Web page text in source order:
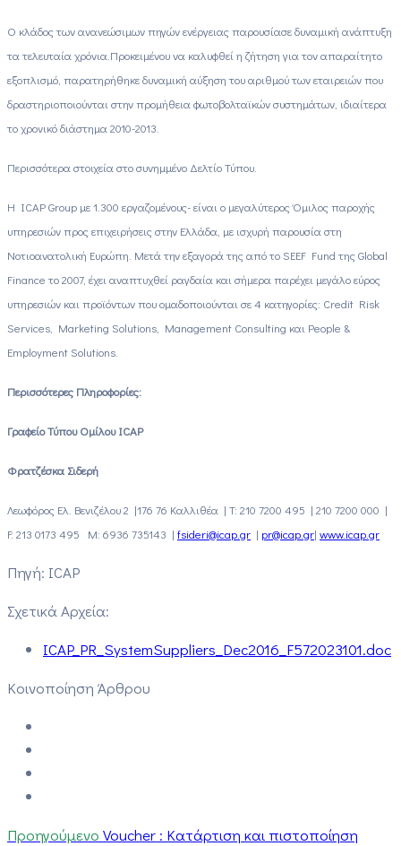
Ο κλάδος των ανανεώσιμων πηγών ενέργειας παρουσίασε δυναμική ανάπτυξη
τα τελευταία χρόνια.Προκειμένου να καλυφθεί η ζήτηση για τον απαραίτητο
εξοπλισμό, παρατηρήθηκε δυναμική αύξηση του αριθμού των εταιρειών που
δραστηριοποιούνται στην προμήθεια φωτοβολταϊκών συστημάτων, ιδιαίτερα
το χρονικό διάστημα 2010-2013.
Περισσότερα στοιχεία στο συνημμένο Δελτίο Τύπου.
H ICAP Group με 1.300 εργαζομένους- είναι ο μεγαλύτερος Όμιλος παροχής
υπηρεσιών προς επιχειρήσεις στην Ελλάδα, με ισχυρή παρουσία στη
Νοτιοανατολική Ευρώπη. Μετά την εξαγορά της από το SEEF Fund της Global
Finance το 2007, έχει αναπτυχθεί ραγδαία και σήμερα παρέχει μεγάλο εύρος
υπηρεσιών και προϊόντων που ομαδοποιούνται σε 4 κατηγορίες: Credit Risk
Services, Marketing Solutions, Management Consulting και People &
Employment Solutions.
Περισσότερες Πληροφορίες:
Γραφείο Τύπου Oμίλου ICAP
Φρατζέσκα Σιδερή
Λεωφόρος Ελ. Βενιζέλου 2 |176 76 Καλλιθέα | T: 210 7200 495 | 210 7200 000 |
F: 213 0173 495 M: 6936 735143 | fsideri@icap.gr | pr@icap.gr| www.icap.gr
Πηγή: ICAP
Σχετικά Αρχεία:
ICAP_PR_SystemSuppliers_Dec2016_F572023101.doc
Κοινοποίηση Άρθρου
Προηγούμενο Voucher : Κατάρτιση και πιστοποίηση